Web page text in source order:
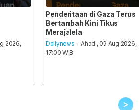
2026,
Penderitaan di Gaza Terus
Bertambah Kini Tikus
Merajalela
Dailynews - Ahad , 09 Aug 2026,
17:00 WIB
>